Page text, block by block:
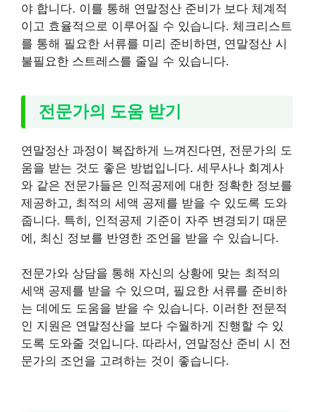
야 합니다. 이를 통해 연말정산 준비가 보다 체계적
이고 효율적으로 이루어질 수 있습니다. 체크리스트
를 통해 필요한 서류를 미리 준비하면, 연말정산 시
불필요한 스트레스를 줄일 수 있습니다.
전문가의 도움 받기
연말정산 과정이 복잡하게 느껴진다면, 전문가의 도
움을 받는 것도 좋은 방법입니다. 세무사나 회계사
와 같은 전문가들은 인적공제에 대한 정확한 정보를
제공하고, 최적의 세액 공제를 받을 수 있도록 도와
줍니다. 특히, 인적공제 기준이 자주 변경되기 때문
에, 최신 정보를 반영한 조언을 받을 수 있습니다.
전문가와 상담을 통해 자신의 상황에 맞는 최적의
세액 공제를 받을 수 있으며, 필요한 서류를 준비하
는 데에도 도움을 받을 수 있습니다. 이러한 전문적
인 지원은 연말정산을 보다 수월하게 진행할 수 있
도록 도와줄 것입니다. 따라서, 연말정산 준비 시 전
문가의 조언을 고려하는 것이 좋습니다.